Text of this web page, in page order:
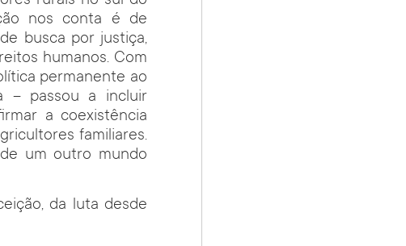
nos conta é de
busca por justiça,
humanos. Com
permanente ao
– passou a incluir
a coexistência
familiares.
um outro mundo
da luta desde